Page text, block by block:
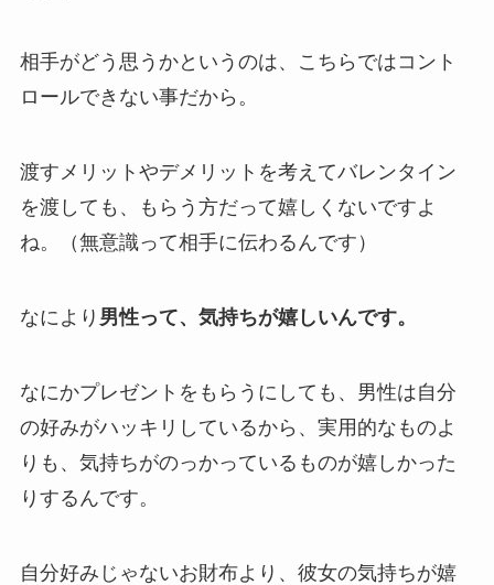
相手がどう思うかというのは、こちらではコント
ロールできない事だから。
渡すメリットやデメリットを考えてバレンタイン
を渡しても、もらう方だって嬉しくないですよ
ね。（無意識って相手に伝わるんです）
なにより 男性って、気持ちが嬉しいんです。
なにかプレゼントをもらうにしても、男性は自分
の好みがハッキリしているから、実用的なものよ
りも、気持ちがのっかっているものが嬉しかった
りするんです。
自分好みじゃないお財布より、彼女の気持ちが嬉